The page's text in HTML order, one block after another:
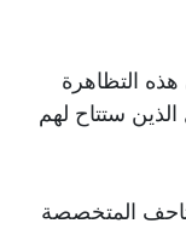
التظاهرة
ستتاح لهم
المتخصصة